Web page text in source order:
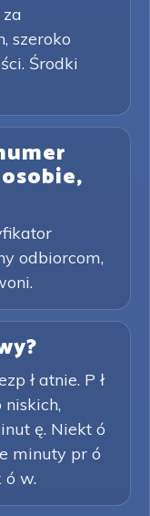
szeroko
Środki
odbiorcom,
ł atnie. P ł
ę. Niekt ó
minuty pr ó
ó w.